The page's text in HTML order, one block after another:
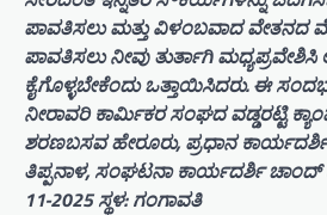
ಪಾವತಿಸಲು ಮತ್ತು ವಿಳಂಬವಾದ ವೇತನದ
ಪಾವತಿಸಲು ನೀವು ತುರ್ತಾಗಿ ಮಧ್ಯಪ್ರವೇಶಿಸಿ
ಕೈಗೊಳ್ಳಬೇಕೆಂದು ಒತ್ತಾಯಿಸಿದರು. ಈ
ನೀರಾವರಿ ಕಾರ್ಮಿಕರ ಸಂಘದ ವಡ್ಡರಟ್ಟಿ
ಶರಣಬಸವ ಹೇರೂರು, ಪ್ರಧಾನ
ತಿಪ್ಪನಾಳ, ಸಂಘಟನಾ ಕಾರ್ಯದರ್ಶಿ ಚಾಂದ್
11-2025 ಸ್ಥಳ: ಗಂಗಾವತಿ